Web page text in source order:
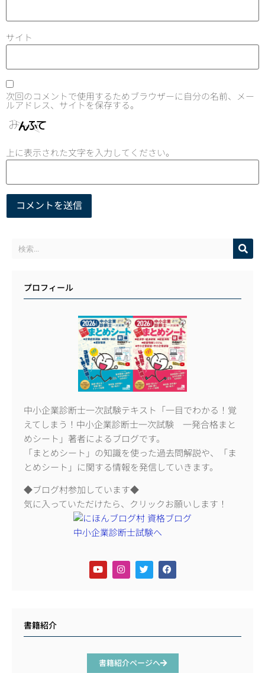
サイト
次回のコメントで使用するためブラウザーに自分の名前、メー
ルアドレス、サイトを保存する。
上に表示された文字を入力してください。
プロフィール
中小企業診断士一次試験テキスト「一目でわかる！覚
えてしまう！中小企業診断士一次試験 一発合格まと
めシート」著者によるブログです。
「まとめシート」の知識を使った過去問解説や、「ま
とめシート」に関する情報を発信していきます。
◆ブログ村参加しています◆
気に入っていただけたら、クリックお願いします！
書籍紹介
書籍紹介ページへ